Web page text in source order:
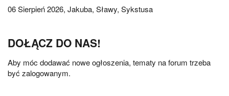
06 Sierpień 2026, Jakuba, Sławy, Sykstusa
DOŁĄCZ DO NAS!
Aby móc dodawać nowe ogłoszenia, tematy na forum trzeba
być zalogowanym.